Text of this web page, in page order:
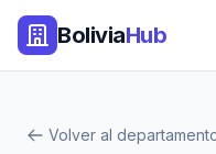
BoliviaHub
Volver al